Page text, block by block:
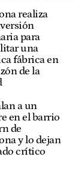
realiza
para
una
fábrica en
de la
a un
en el barrio
de
y lo dejan
crítico